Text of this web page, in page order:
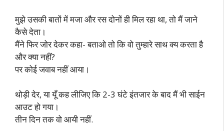
मुझे उसकी बातों में मजा और रस दोनों ही मिल रहा था, तो मैं जाने
कैसे देता।
मैंने फिर जोर देकर कहा- बताओ तो कि वो तुम्हारे साथ क्य करता है
और क्या नहीं?
पर कोई जवाब नहीं आया।
थोड़ी देर, या यूँ कह लीजिए कि 2-3 घंटे इंतजार के बाद मैं भी साईन
आउट हो गया।
तीन दिन तक वो आयी नहीं.